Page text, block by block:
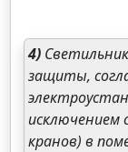
4)
защиты,
исключением
кранов) в